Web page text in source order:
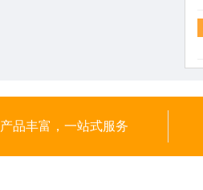
产品丰富，一站式服务